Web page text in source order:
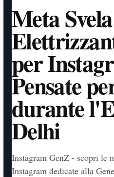
Meta Svela
per
Pensate
durante
Delhi
Instagram GenZ - scopri le
Instagram dedicate alla